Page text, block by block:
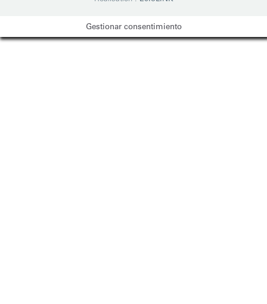
Gestionar consentimiento